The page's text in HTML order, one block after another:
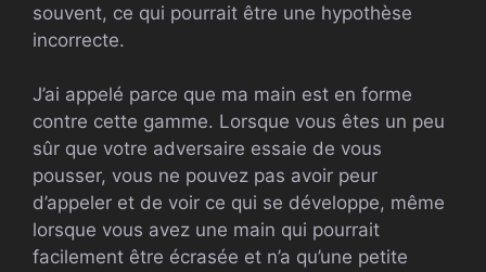
souvent, ce qui pourrait être une hypothèse
incorrecte.
J’ai appelé parce que ma main est en forme
contre cette gamme. Lorsque vous êtes un peu
sûr que votre adversaire essaie de vous
pousser, vous ne pouvez pas avoir peur
d’appeler et de voir ce qui se développe, même
lorsque vous avez une main qui pourrait
facilement être écrasée et n’a qu’une petite